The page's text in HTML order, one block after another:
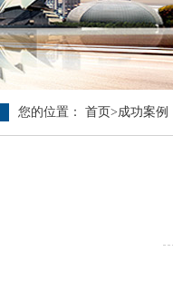
您的位置： 首页>成功案例